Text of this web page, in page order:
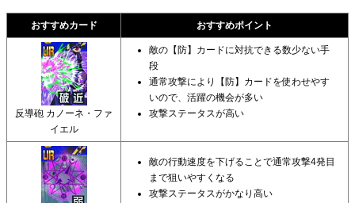
おすすめカード おすすめポイント
反導砲 カノーネ・ファ
イエル
敵の【防】カードに対抗できる数少ない手
段
通常攻撃により【防】カードを使わせやす
いので、活躍の機会が多い
攻撃ステータスが高い
敵の行動速度を下げることで通常攻撃4発目
まで狙いやすくなる
攻撃ステータスがかなり高い